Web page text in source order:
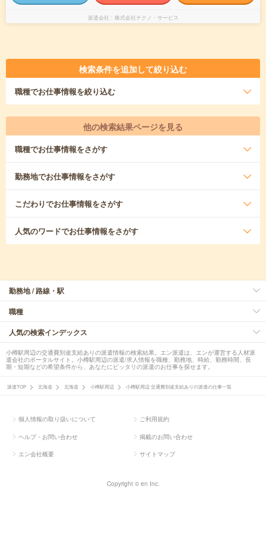
派遣会社 株式会社テクノ・サービス
検索条件を追加して絞り込む
職種でお仕事情報を絞り込む
他の検索結果ページを見る
職種でお仕事情報をさがす
勤務地でお仕事情報をさがす
こだわりでお仕事情報をさがす
人気のワードでお仕事情報をさがす
勤務地 / 路線・駅
職種
人気の検索インデックス
小樽駅周辺の交通費別途支給ありの派遣情報の検索結果。エン派遣は、エンが運営する人材派
遣会社のポータルサイト。小樽駅周辺の派遣/求人情報を職種、勤務地、時給、勤務時間、長
期・短期などの希望条件から、あなたにピッタリの派遣のお仕事を探せます。
派遣TOP 北海道 北海道 小樽駅周辺 小樽駅周辺 交通費別途支給ありの派遣の仕事一覧
個人情報の取り扱いについて ご利用規約
ヘルプ・お問い合わせ 掲載のお問い合わせ
エン会社概要 サイトマップ
Copyright © en Inc.